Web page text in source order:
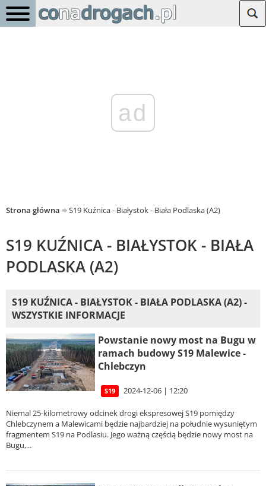
ad
Strona główna S19 Kuźnica - Białystok - Biała Podlaska (A2)
S19 KUŹNICA - BIAŁYSTOK - BIAŁA
PODLASKA (A2)
S19 KUŹNICA - BIAŁYSTOK - BIAŁA PODLASKA (A2) -
WSZYSTKIE INFORMACJE
Powstanie nowy most na Bugu w
ramach budowy S19 Malewice -
Chlebczyn
S19 2024-12-06 | 12:20
Niemal 25-kilometrowy odcinek drogi ekspresowej S19 pomiędzy
Chlebczynem a Malewicami będzie najbardziej na południe wysuniętym
fragmentem S19 na Podlasiu. Jego ważną częścią będzie nowy most na
Bugu,...